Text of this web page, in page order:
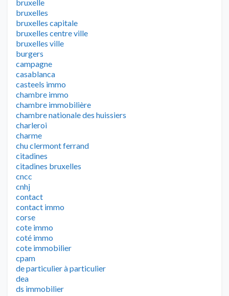
bruxelle
bruxelles
bruxelles capitale
bruxelles centre ville
bruxelles ville
burgers
campagne
casablanca
casteels immo
chambre immo
chambre immobilière
chambre nationale des huissiers
charleroi
charme
chu clermont ferrand
citadines
citadines bruxelles
cncc
cnhj
contact
contact immo
corse
cote immo
coté immo
cote immobilier
cpam
de particulier à particulier
dea
ds immobilier